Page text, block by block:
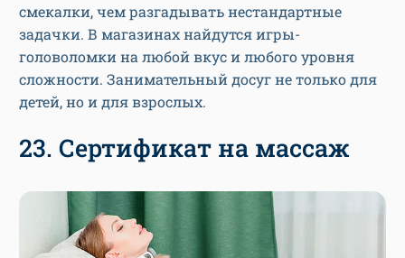
смекалки, чем разгадывать нестандартные
задачки. В магазинах найдутся игры-
головоломки на любой вкус и любого уровня
сложности. Занимательный досуг не только для
детей, но и для взрослых.
23. Сертификат на массаж